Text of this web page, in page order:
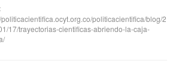
politicacientifica.ocyt.org.co/politicacientifica/blog/2
17/trayectorias-cientificas-abriendo-la-caja-